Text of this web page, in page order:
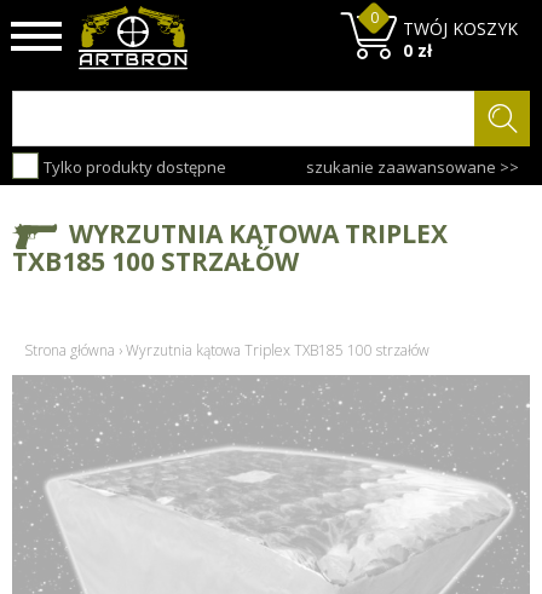
Tylko produkty dostępne szukanie zaawansowane >>
TWÓJ KOSZYK
0
0 zł
WYRZUTNIA KĄTOWA TRIPLEX
TXB185 100 STRZAŁÓW
Strona główna ›Wyrzutnia kątowa Triplex TXB185 100 strzałów